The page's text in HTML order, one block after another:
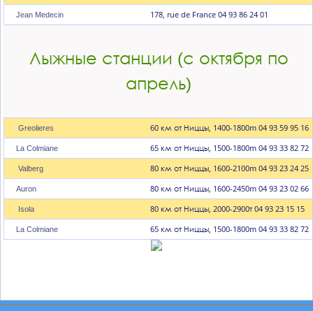
Jean Medecin 178, rue de France04 93 86 24 01
Лыжные станции (с октября по
апрель)
Greolieres 60 км от Ниццы, 1400-1800m 04 93 59 95 16
La Colmiane 65 км от Ниццы, 1500-1800m 04 93 33 82 72
Valberg 80 км от Ниццы, 1600-2100m 04 93 23 24 25
Auron 80 км от Ниццы, 1600-2450m 04 93 23 02 66
Isola 80 км от Ниццы, 2000-2900т 04 93 23 15 15
La Colmiane 65 км от Ниццы, 1500-1800m 04 93 33 82 72